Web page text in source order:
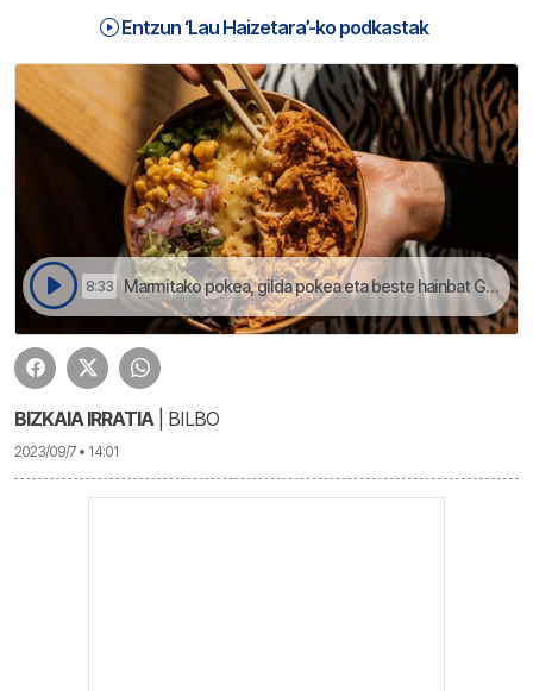
Entzun ‘Lau Haizetara’-ko podkastak
8:33 Marmitako pokea, gilda pokea eta beste hainbat Gureik enpresaren eskutik | Lau Haizetara
BIZKAIA IRRATIA | BILBO
2023/09/7 • 14:01